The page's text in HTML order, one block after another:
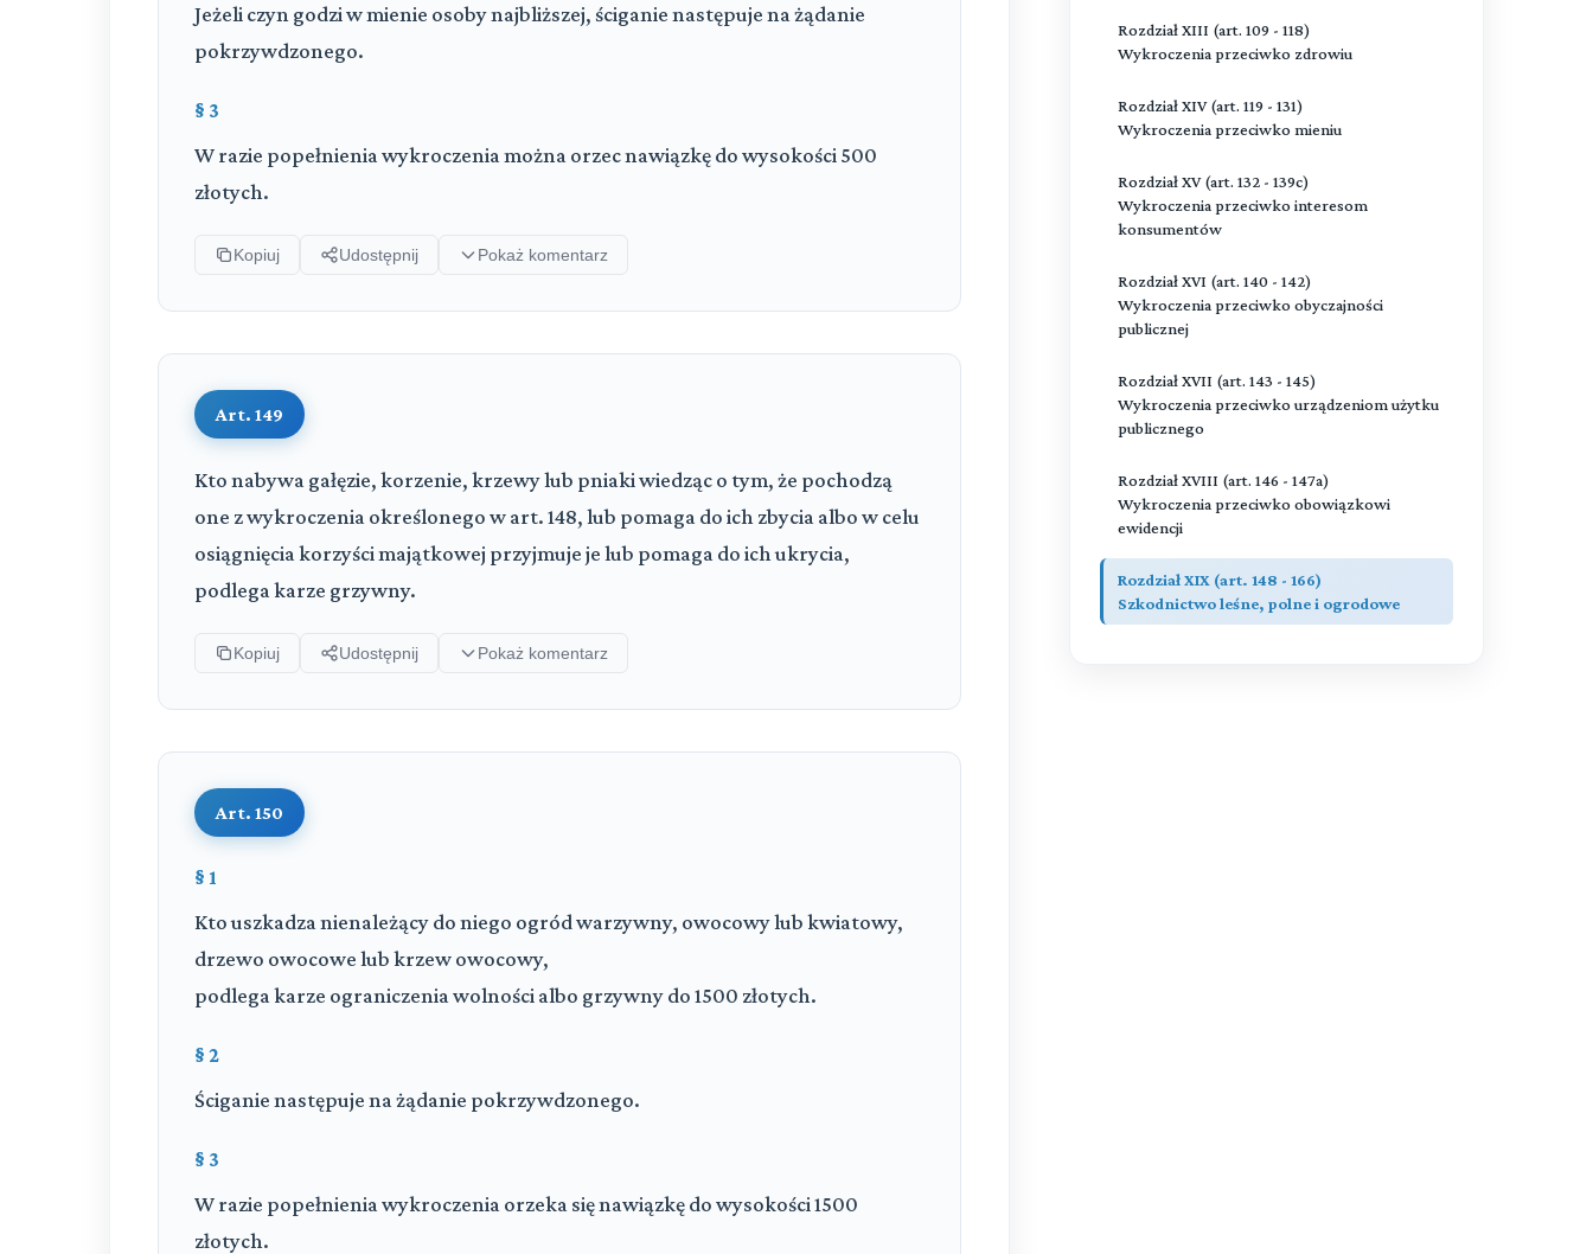
Jeżeli czyn godzi w mienie osoby najbliższej, ściganie następuje na żądanie
pokrzywdzonego.
§ 3
W razie popełnienia wykroczenia można orzec nawiązkę do wysokości 500
złotych.
Kopiuj Udostępnij Pokaż komentarz
Art. 149
Kto nabywa gałęzie, korzenie, krzewy lub pniaki wiedząc o tym, że pochodzą
one z wykroczenia określonego w art. 148, lub pomaga do ich zbycia albo w celu
osiągnięcia korzyści majątkowej przyjmuje je lub pomaga do ich ukrycia,
podlega karze grzywny.
Kopiuj Udostępnij Pokaż komentarz
Art. 150
§ 1
Kto uszkadza nienależący do niego ogród warzywny, owocowy lub kwiatowy,
drzewo owocowe lub krzew owocowy,
podlega karze ograniczenia wolności albo grzywny do 1500 złotych.
§ 2
Ściganie następuje na żądanie pokrzywdzonego.
§ 3
W razie popełnienia wykroczenia orzeka się nawiązkę do wysokości 1500
złotych.
Rozdział XIII (art. 109 - 118)
Wykroczenia przeciwko zdrowiu
Rozdział XIV (art. 119 - 131)
Wykroczenia przeciwko mieniu
Rozdział XV (art. 132 - 139c)
Wykroczenia przeciwko interesom
konsumentów
Rozdział XVI (art. 140 - 142)
Wykroczenia przeciwko obyczajności
publicznej
Rozdział XVII (art. 143 - 145)
Wykroczenia przeciwko urządzeniom użytku
publicznego
Rozdział XVIII (art. 146 - 147a)
Wykroczenia przeciwko obowiązkowi
ewidencji
Rozdział XIX (art. 148 - 166)
Szkodnictwo leśne, polne i ogrodowe